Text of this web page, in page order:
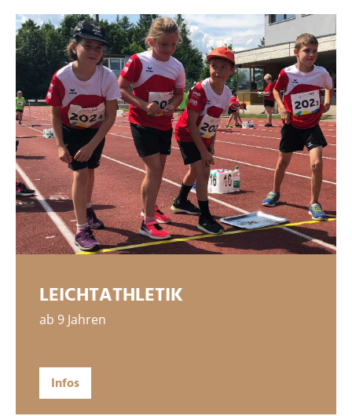
LEICHTATHLETIK
ab 9 Jahren
Infos